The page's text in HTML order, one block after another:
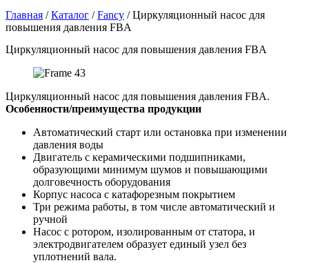
Главная /Каталог /Fancy / Циркуляционный насос для
повышения давления FBA
Циркуляционный насос для повышения давления FBA
Циркуляционный насос для повышения давления FBA.
Особенности/преимущества продукции
Автоматический старт или остановка при изменении
давления воды
Двигатель с керамическими подшипниками,
образующими минимум шумов и повышающими
долговечность оборудования
Корпус насоса с катафорезным покрытием
Три режима работы, в том числе автоматический и
ручной
Насос с ротором, изолированным от статора, и
электродвигателем образует единый узел без
уплотнений вала.